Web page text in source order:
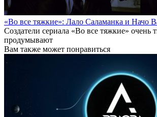
«Во все тяжкие»: Лало Саламанка и Начо
Создатели сериала «Во все тяжкие» очень
продумывают
Вам также может понравиться